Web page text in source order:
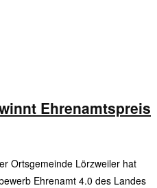
Ehrenamtspreis
Ortsgemeinde Lörzweiler hat
Ehrenamt 4.0 des Landes